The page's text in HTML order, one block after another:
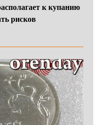
к купанию
рисков